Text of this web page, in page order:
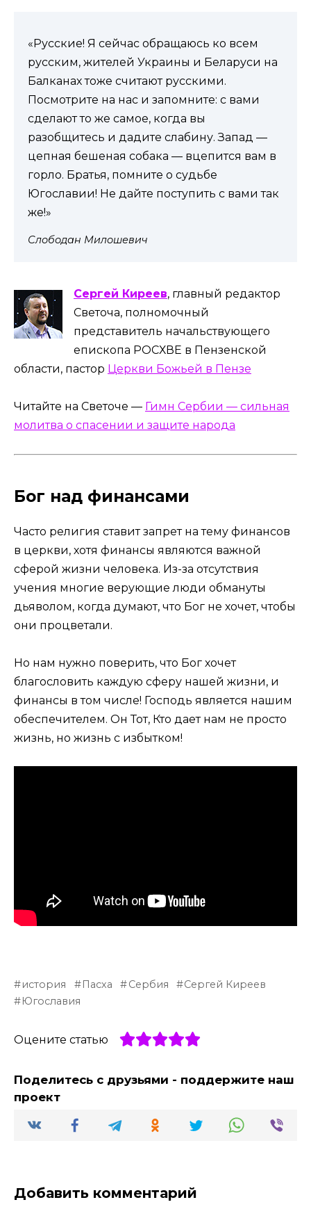
«Русские! Я сейчас обращаюсь ко всем
русским, жителей Украины и Беларуси на
Балканах тоже считают русскими.
Посмотрите на нас и запомните: с вами
сделают то же самое, когда вы
разобщитесь и дадите слабину. Запад —
цепная бешеная собака — вцепится вам в
горло. Братья, помните о судьбе
Югославии! Не дайте поступить с вами так
же!»
Слободан Милошевич
Сергей Киреев, главный редактор
Светоча, полномочный
представитель начальствующего
епископа РОСХВЕ в Пензенской
области, пастор Церкви Божьей в Пензе
Читайте на Светоче — Гимн Сербии — сильная
молитва о спасении и защите народа
Бог над финансами
Часто религия ставит запрет на тему финансов
в церкви, хотя финансы являются важной
сферой жизни человека. Из-за отсутствия
учения многие верующие люди обмануты
дьяволом, когда думают, что Бог не хочет, чтобы
они процветали.
Но нам нужно поверить, что Бог хочет
благословить каждую сферу нашей жизни, и
финансы в том числе! Господь является нашим
обеспечителем. Он Тот, Кто дает нам не просто
жизнь, но жизнь с избытком!
история Пасха Сербия
Сергей Киреев
Югославия
Оцените статью
Поделитесь с друзьями - поддержите наш
проект
Добавить комментарий